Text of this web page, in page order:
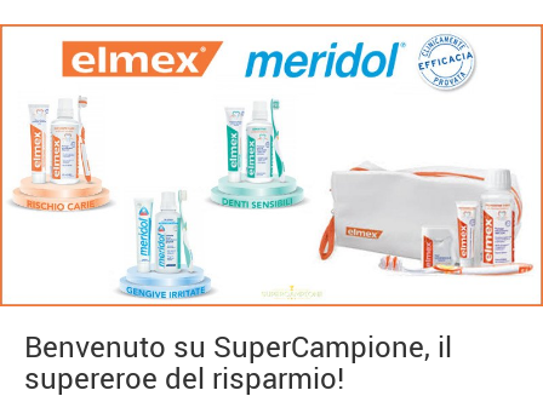
Benvenuto su SuperCampione, il
supereroe del risparmio!